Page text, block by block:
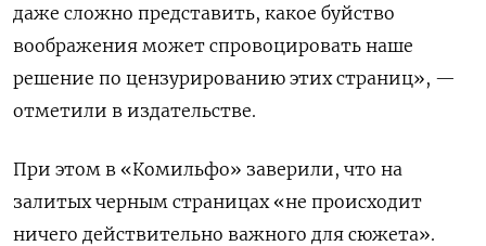
даже сложно представить, какое буйство
воображения может спровоцировать наше
решение по цензурированию этих страниц», —
отметили в издательстве.
При этом в «Комильфо» заверили, что на
залитых черным страницах «не происходит
ничего действительно важного для сюжета».